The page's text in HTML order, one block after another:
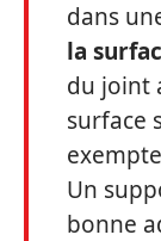
dans
la
du joint
surface
Un
bonne